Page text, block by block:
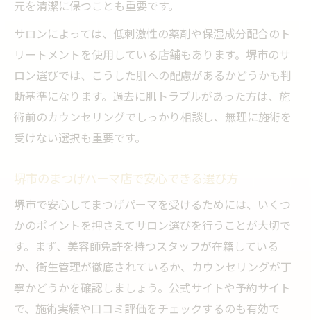
元を清潔に保つことも重要です。
サロンによっては、低刺激性の薬剤や保湿成分配合のト
リートメントを使用している店舗もあります。堺市のサ
ロン選びでは、こうした肌への配慮があるかどうかも判
断基準になります。過去に肌トラブルがあった方は、施
術前のカウンセリングでしっかり相談し、無理に施術を
受けない選択も重要です。
堺市のまつげパーマ店で安心できる選び方
堺市で安心してまつげパーマを受けるためには、いくつ
かのポイントを押さえてサロン選びを行うことが大切で
す。まず、美容師免許を持つスタッフが在籍している
か、衛生管理が徹底されているか、カウンセリングが丁
寧かどうかを確認しましょう。公式サイトや予約サイト
で、施術実績や口コミ評価をチェックするのも有効で